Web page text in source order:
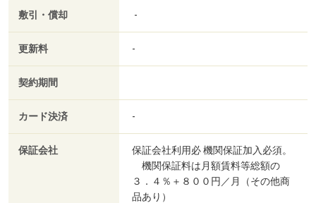
敷引・償却 -
更新料 -
契約期間
カード決済 -
保証会社
保証会社利用必 機関保証加入必須。
機関保証料は月額賃料等総額の
３．４％＋８００円／月（その他商
品あり）